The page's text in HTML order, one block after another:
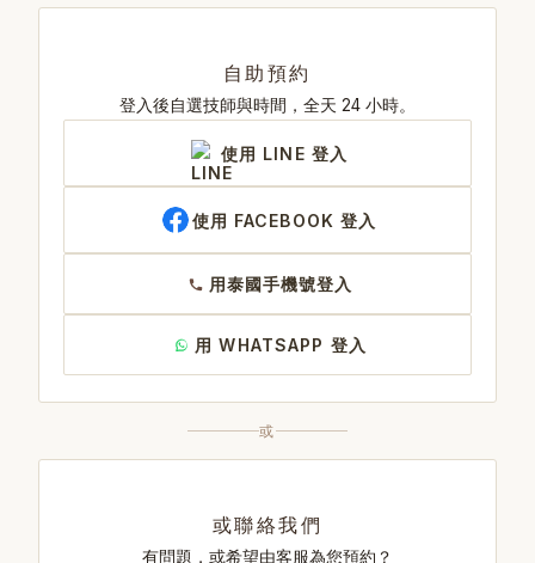
自助預約
登入後自選技師與時間，全天 24 小時。
使用 LINE 登入
使用 FACEBOOK 登入
用泰國手機號登入
用 WHATSAPP 登入
或
或聯絡我們
有問題，或希望由客服為您預約？